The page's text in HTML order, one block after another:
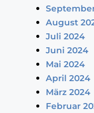
August
Juli 2024
Juni 2024
Mai 2024
April 2024
März 2024
Februar